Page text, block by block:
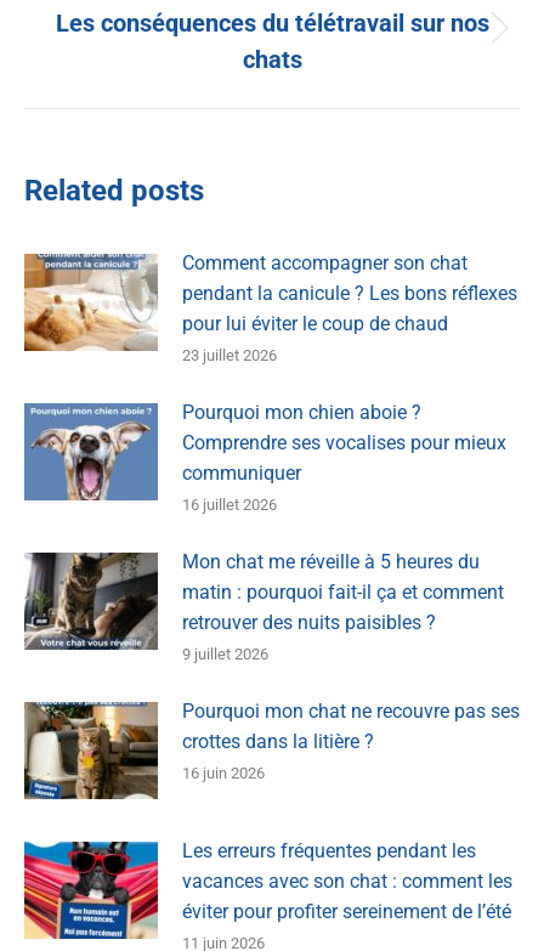
Les conséquences du télétravail sur nos
chats
Related posts
Comment accompagner son chat
pendant la canicule ? Les bons réflexes
pour lui éviter le coup de chaud
23 juillet 2026
Pourquoi mon chien aboie ?
Comprendre ses vocalises pour mieux
communiquer
16 juillet 2026
Mon chat me réveille à 5 heures du
matin : pourquoi fait-il ça et comment
retrouver des nuits paisibles ?
9 juillet 2026
Pourquoi mon chat ne recouvre pas ses
crottes dans la litière ?
16 juin 2026
Les erreurs fréquentes pendant les
vacances avec son chat : comment les
éviter pour profiter sereinement de l’été
11 juin 2026